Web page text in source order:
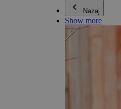
Nazaj
Show more